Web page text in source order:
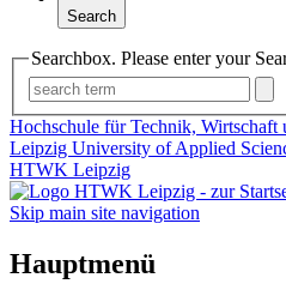
Search
Searchbox. Please enter your
Hochschule für Technik,
Leipzig University of Applied
HTWK Leipzig
Skip main site navigation
Hauptmenü